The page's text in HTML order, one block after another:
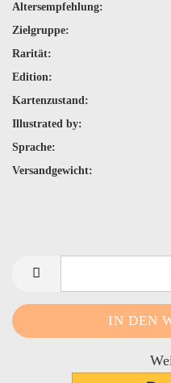
Altersempfehlung:
Zielgruppe:
Rarität:
Edition:
Kartenzustand:
Illustrated by:
Sprache:
Versandgewicht: